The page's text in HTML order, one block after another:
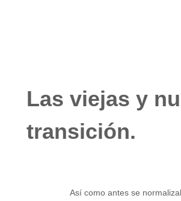
Las viejas y
transición.
Así como antes se